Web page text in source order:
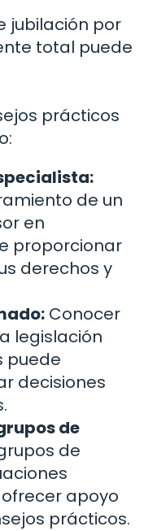
jubilación por
total puede
prácticos
de un
en
proporcionar
derechos y
Conocer
legislación
puede
decisiones
de
de
apoyo
prácticos.